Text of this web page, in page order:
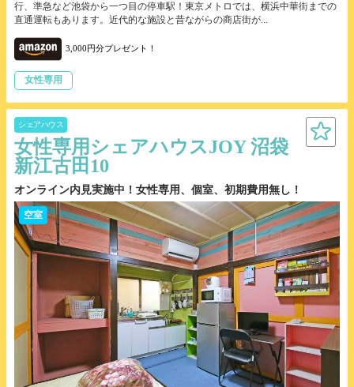
行、準急など池袋から一つ目の停車駅！東京メトロでは、横浜中華街までの
直通運転もあります。近代的な施設と昔ながらの商店街が...
3,000円分プレゼント！
女性専用
シェアハウス
女性専用シェアハウスJOY 沼袋
新江古田10
オンライン内見実施中！女性専用、個室、初期費用無し！
空室